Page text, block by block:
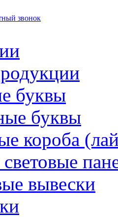
звонок
буквы
буквы
короба
вывески